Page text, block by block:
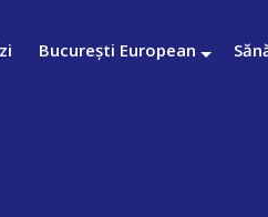
București European